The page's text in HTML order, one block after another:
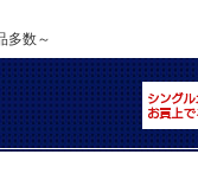
多数～